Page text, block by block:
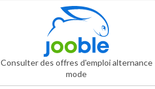
Consulter des offres d'emploi alternance
mode